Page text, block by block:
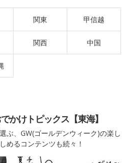
関東 甲信越
関西 中国
かけトピックス【東海】
ぶ、GW(ゴールデンウィーク)の楽し
めるコンテンツも続々！